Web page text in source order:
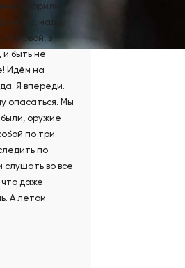
говорили:
Но, надо
таковой, в
и быть не
Идём на
Я впереди.
опасаться. Мы
оружие
по три
по
слушать во все
даже
А летом